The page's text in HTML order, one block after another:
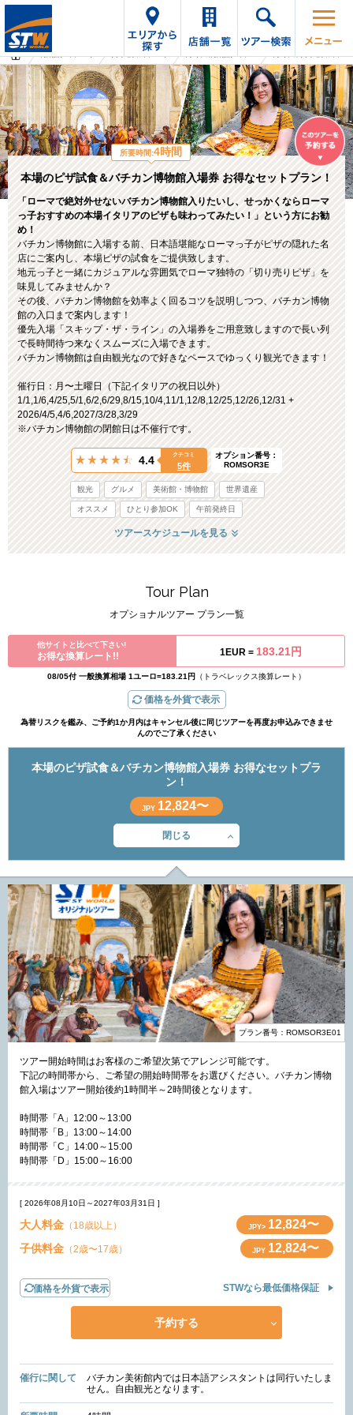
本場のピザ試食＆バチカン博物館入場券 お得なセットプラン！
「ローマで絶対外せないバチカン博物館入りたいし、せっかくならローマ
っ子おすすめの本場イタリアのピザも味わってみたい！」という方にお勧
め！
バチカン博物館に入場する前、日本語堪能なローマっ子がピザの隠れた名
店にご案内し、本場ピザの試食をご提供致します。
地元っ子と一緒にカジュアルな雰囲気でローマ独特の「切り売りピザ」を
味見してみませんか？
その後、バチカン博物館を効率よく回るコツを説明しつつ、バチカン博物
館の入口まで案内します！
優先入場「スキップ・ザ・ライン」の入場券をご用意致しますので長い列
で長時間待つ来なくスムーズに入場できます。
バチカン博物館は自由観光なので好きなペースでゆっくり観光できます！
催行日：月〜土曜日（下記イタリアの祝日以外）
1/1,1/6,4/25,5/1,6/2,6/29,8/15,10/4,11/1,12/8,12/25,12/26,12/31 +
2026/4/5,4/6,2027/3/28,3/29
※バチカン博物館の閉館日は不催行です。
4.4 クチコミ
5件
オプション番号：
ROMSOR3E
観光 グルメ 美術館・博物館 世界遺産
オススメ ひとり参加OK 午前発終日
所要時間:4時間
ツアースケジュールを見る
Tour Plan
オプショナルツアー プラン一覧
他サイトと比べて下さい!
お得な換算レート!! 1EUR = 183.21円
08/05付 一般換算相場 1ユーロ=183.21円 （トラベレックス換算レート）
価格を外貨で表示
為替リスクを鑑み、ご予約1か月内はキャンセル後に同じツアーを再度お申込みできませ
んのでご了承ください
本場のピザ試食＆バチカン博物館入場券 お得なセットプラ
ン！
JPY 12,824〜
閉じる
プラン番号：ROMSOR3E01
ツアー開始時間はお客様のご希望次第でアレンジ可能です。
下記の時間帯から、ご希望の開始時間帯をお選びください。バチカン博物
館入場はツアー開始後約1時間半～2時間後となります。
時間帯「A」12:00～13:00
時間帯「B」13:00～14:00
時間帯「C」14:00～15:00
時間帯「D」15:00～16:00
[ 2026年08月10日～2027年03月31日 ]
大人料金 （18歳以上） JPY> 12,824〜
子供料金 （2歳〜17歳） JPY 12,824〜
価格を外貨で表示 STWなら最低価格保証
予約する
催行に関して
バチカン美術館内では日本語アシスタントは同行いたしま
せん。自由観光となります。